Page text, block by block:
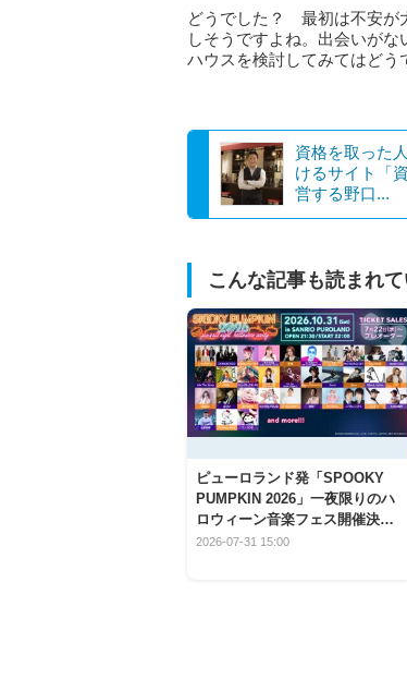
どうでした？ 最初は不安が
しそうですよね。出会いが
ハウスを検討してみてはどう
資格を取った
けるサイト「
営する野口...
こんな記事も読まれ
ピューロランド発「SPOOKY
PUMPKIN 2026」一夜限りのハ
ロウィーン音楽フェス開催決
定！
2026-07-31 15:00